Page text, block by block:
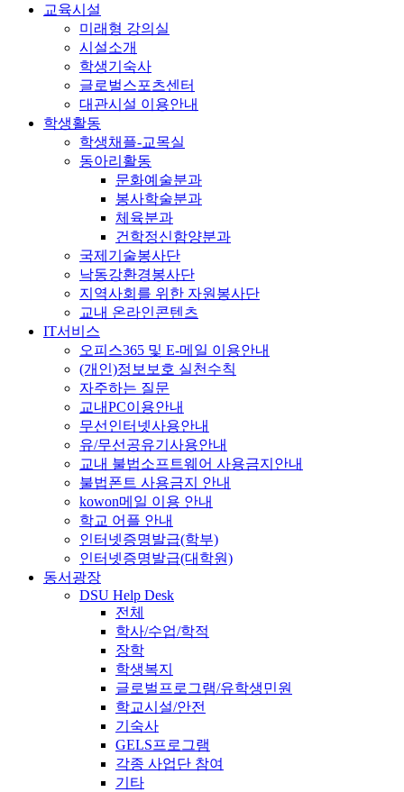
교육시설
미래형 강의실
시설소개
학생기숙사
글로벌스포츠센터
대관시설 이용안내
학생활동
학생채플-교목실
동아리활동
문화예술분과
봉사학술분과
체육분과
건학정신함양분과
국제기술봉사단
낙동강환경봉사단
지역사회를 위한 자원봉사단
교내 온라인콘텐츠
IT서비스
오피스365 및 E-메일 이용안내
(개인)정보보호 실천수칙
자주하는 질문
교내PC이용안내
무선인터넷사용안내
유/무선공유기사용안내
교내 불법소프트웨어 사용금지안내
불법폰트 사용금지 안내
kowon메일 이용 안내
학교 어플 안내
인터넷증명발급(학부)
인터넷증명발급(대학원)
동서광장
DSU Help Desk
전체
학사/수업/학적
장학
학생복지
글로벌프로그램/유학생민원
학교시설/안전
기숙사
GELS프로그램
각종 사업단 참여
기타